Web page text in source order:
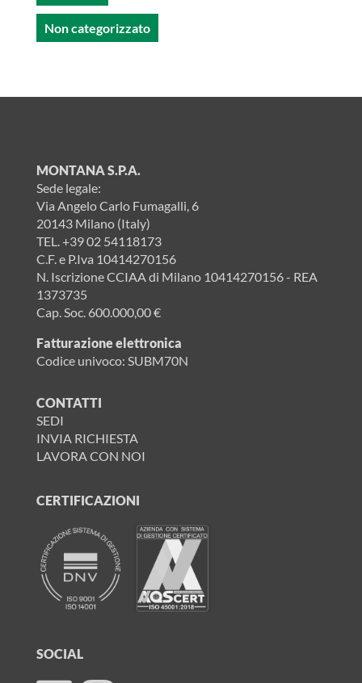
Non categorizzato
MONTANA S.P.A.
Sede legale:
Via Angelo Carlo Fumagalli, 6
20143 Milano (Italy)
TEL.+39 02 54118173
C.F. e P.Iva 10414270156
N. Iscrizione CCIAA di Milano 10414270156 - REA
1373735
Cap. Soc. 600.000,00 €
Fatturazione elettronica
Codice univoco: SUBM70N
CONTATTI
SEDI
INVIA RICHIESTA
LAVORA CON NOI
CERTIFICAZIONI
SOCIAL